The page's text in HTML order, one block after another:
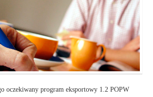
oczekiwany program eksportowy 1.2 POPW